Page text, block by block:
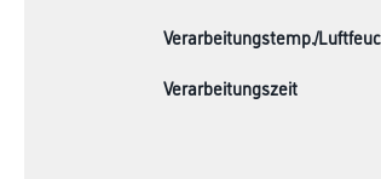
Verarbeitungstemp./
Verarbeitungszeit